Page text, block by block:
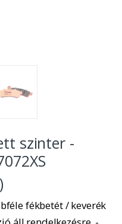
szinter -
fékbetét / keverék